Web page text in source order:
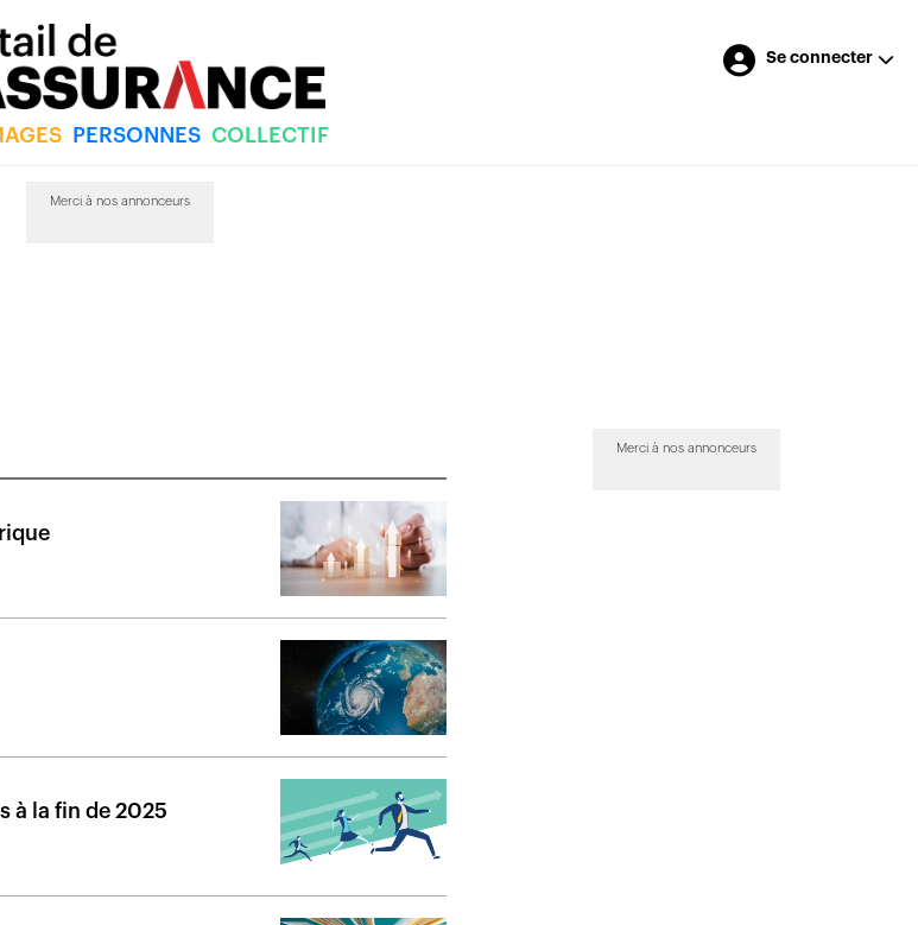
PERSONNES COLLECTIF
Se connecter
Merci à nos annonceurs
à la fin de 2025
Merci à nos annonceurs